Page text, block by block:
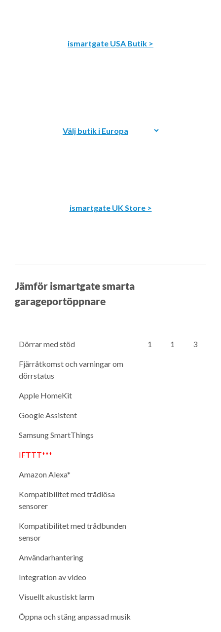
ismartgate USA Butik >
ismartgate UK Store >
Jämför ismartgate smarta
garageportöppnare
Dörrar med stöd 1 1 3
Fjärråtkomst och varningar om
dörrstatus
Apple HomeKit
Google Assistent
Samsung SmartThings
IFTTT***
Amazon Alexa*
Kompatibilitet med trådlösa
sensorer
Kompatibilitet med trådbunden
sensor
Användarhantering
Integration av video
Visuellt akustiskt larm
Öppna och stäng anpassad musik